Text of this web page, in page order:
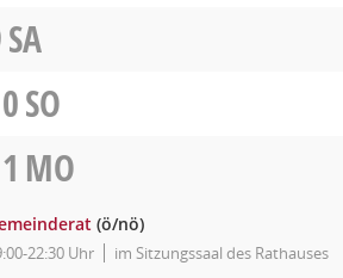
SA
SO
MO
(ö/nö)
22:30 Uhr im Sitzungssaal des Rathauses